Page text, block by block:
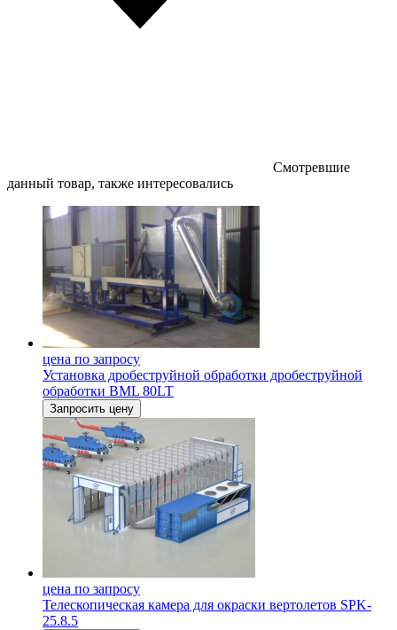
Смотревшие
данный товар, также интересовались
цена по запросу
Установка дробеструйной обработки дробеструйной
обработки BML 80LT
Запросить цену
цена по запросу
Телескопическая камера для окраски вертолетов SPK-
25.8.5